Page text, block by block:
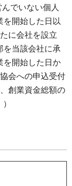
でいない個人
を開始した日以
に会社を設立
を当該会社に承
を開始した日か
会への申込受付
創業資金総額の